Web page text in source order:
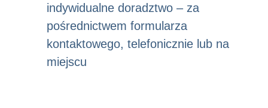
indywidualne doradztwo – za
pośrednictwem formularza
kontaktowego, telefonicznie lub na
miejscu